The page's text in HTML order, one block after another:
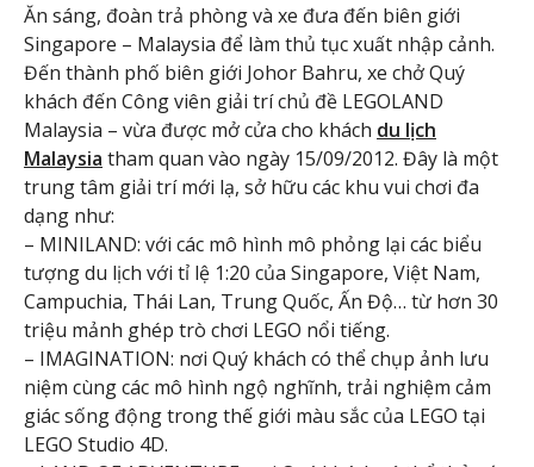
Ăn sáng, đoàn trả phòng và xe đưa đến biên giới
Singapore – Malaysia để làm thủ tục xuất nhập cảnh.
Đến thành phố biên giới Johor Bahru, xe chở Quý
khách đến Công viên giải trí chủ đề LEGOLAND
Malaysia – vừa được mở cửa cho khách du lịch
Malaysia tham quan vào ngày 15/09/2012. Đây là một
trung tâm giải trí mới lạ, sở hữu các khu vui chơi đa
dạng như:
– MINILAND: với các mô hình mô phỏng lại các biểu
tượng du lịch với tỉ lệ 1:20 của Singapore, Việt Nam,
Campuchia, Thái Lan, Trung Quốc, Ấn Độ… từ hơn 30
triệu mảnh ghép trò chơi LEGO nổi tiếng.
– IMAGINATION: nơi Quý khách có thể chụp ảnh lưu
niệm cùng các mô hình ngộ nghĩnh, trải nghiệm cảm
giác sống động trong thế giới màu sắc của LEGO tại
LEGO Studio 4D.